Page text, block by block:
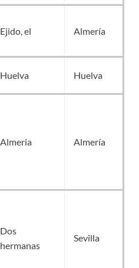
Ejido, el Almería
Huelva Huelva
Almeria Almería
Dos
hermanas
Sevilla